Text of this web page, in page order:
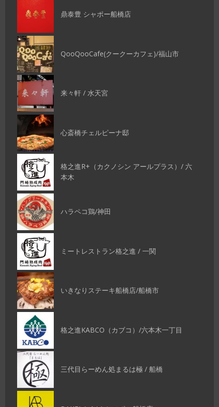
鼎泰豊 シャポー船橋店
QooQooCafe(クークーカフェ)/福山市
来々軒 / 水天宮
心斎橋チェルピーナ邸
格之進R+（カクノシン アールプラス）/ 六
本木
ハラペコ鶏/神田
ミートレストラン格之進 / 一関
いきなりステーキ船橋店/船橋市
格之進KABCO（カブコ）/六本木一丁目
三代目らーめん処まるは極 / 船橋